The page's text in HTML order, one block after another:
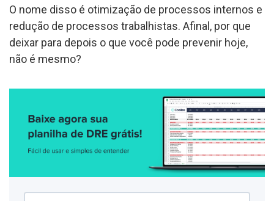
O nome disso é otimização de processos internos e
redução de processos trabalhistas. Afinal, por que
deixar para depois o que você pode prevenir hoje,
não é mesmo?